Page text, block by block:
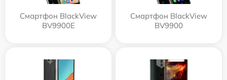
Смартфон BlackView
BV9900E
Смартфон BlackView
BV9900